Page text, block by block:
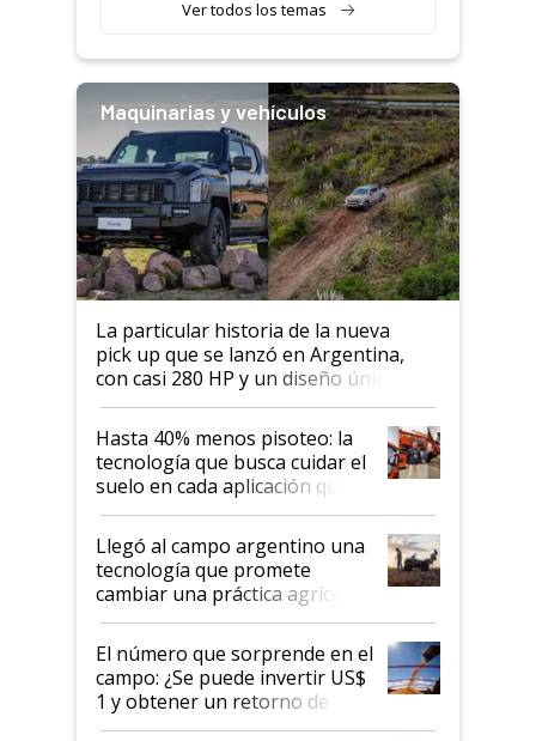
Ver todos los temas
Maquinarias y vehículos
La particular historia de la nueva
pick up que se lanzó en Argentina,
con casi 280 HP y un diseño único: a
cuánto se vende
Hasta 40% menos pisoteo: la
tecnología que busca cuidar el
suelo en cada aplicación que
llevó Jacto al Congreso
Aapresid 2026
Llegó al campo argentino una
tecnología que promete
cambiar una práctica agrícola
clave: ¿Y si analizar el suelo
fuera tan simple como apretar
un botón?
El número que sorprende en el
campo: ¿Se puede invertir US$
1 y obtener un retorno de
hasta US$ 10 en agricultura?